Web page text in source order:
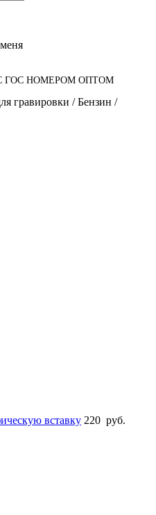
ГОС НОМЕРОМ ОПТОМ
гравировки / Бензин /
вставку 220 руб.